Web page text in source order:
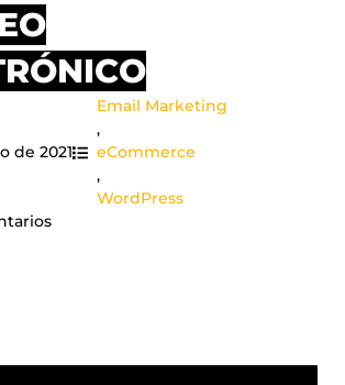
de 2021
Email Marketing
,
eCommerce
,
WordPress